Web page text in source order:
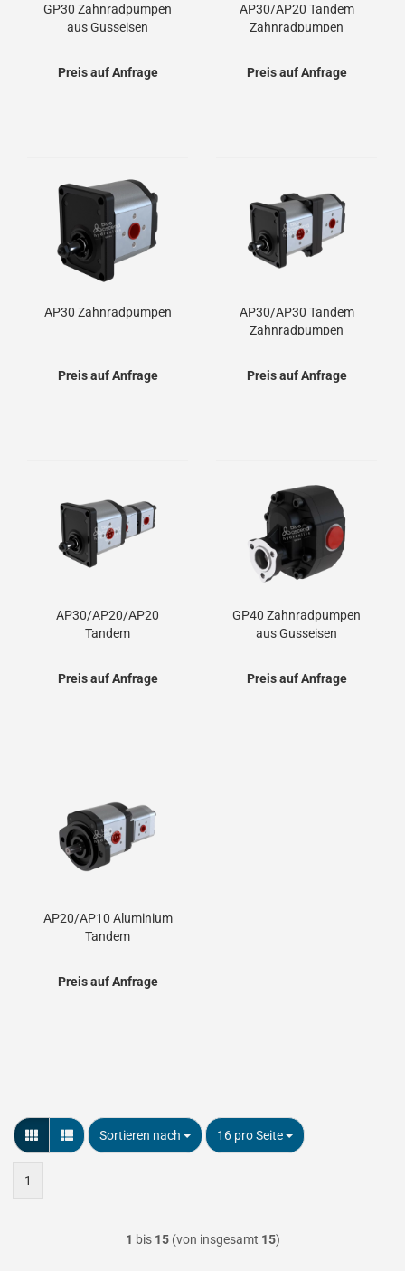
GP30 Zahnradpumpen
aus Gusseisen
Preis auf Anfrage
AP30/AP20 Tandem
Zahnradpumpen
Preis auf Anfrage
AP30 Zahnradpumpen
Preis auf Anfrage
AP30/AP30 Tandem
Zahnradpumpen
Preis auf Anfrage
AP30/AP20/AP20
Tandem
Preis auf Anfrage
GP40 Zahnradpumpen
aus Gusseisen
Preis auf Anfrage
AP20/AP10 Aluminium
Tandem
Preis auf Anfrage
Sortieren nach
Sortieren nach 16 pro Seite
pro Seite
1
1 bis 15(von insgesamt 15)